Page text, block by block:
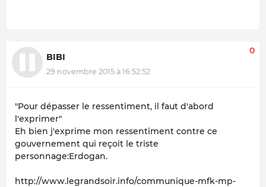
BIBI
29 novembre 2015 à 16:52:52
0
"Pour dépasser le ressentiment, il faut d'abord
l'exprimer"
Eh bien j'exprime mon ressentiment contre ce
gouvernement qui reçoit le triste
personnage:Erdogan.
http://www.legrandsoir.info/communique-mfk-mp-